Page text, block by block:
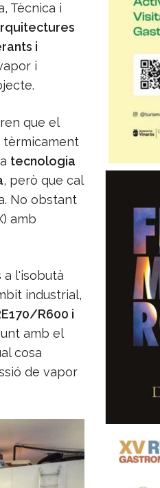
Tècnica i
i
i
que el
tèrmicament
tecnologia
, però que cal
No obstant
amb
a l'isobutà
industrial,
R600 i
amb el
cosa
de vapor